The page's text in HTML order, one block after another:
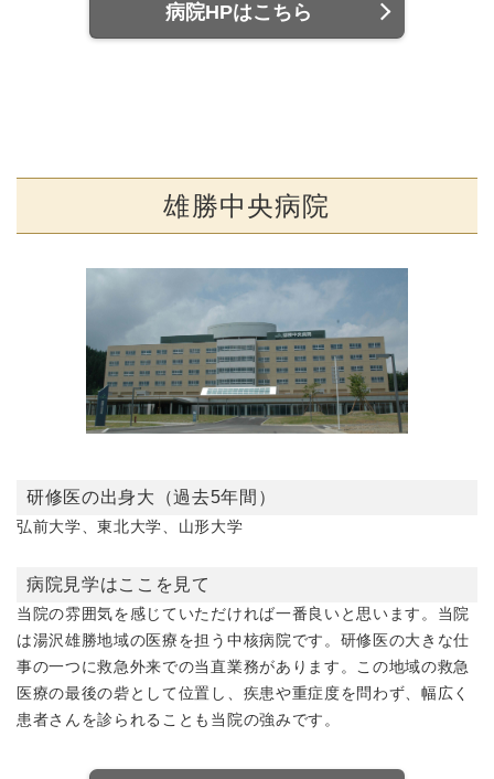
病院HPはこちら
雄勝中央病院
研修医の出身大（過去5年間）
弘前大学、東北大学、山形大学
病院見学はここを見て
当院の雰囲気を感じていただければ一番良いと思います。当院
は湯沢雄勝地域の医療を担う中核病院です。研修医の大きな仕
事の一つに救急外来での当直業務があります。この地域の救急
医療の最後の砦として位置し、疾患や重症度を問わず、幅広く
患者さんを診られることも当院の強みです。